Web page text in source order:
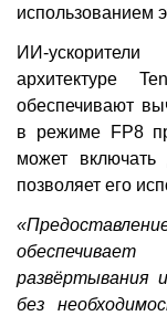
использованием
ИИ-
архитектуре
обеспечивают
в режиме FP8
может включать
позволяет его
развёртывания
без